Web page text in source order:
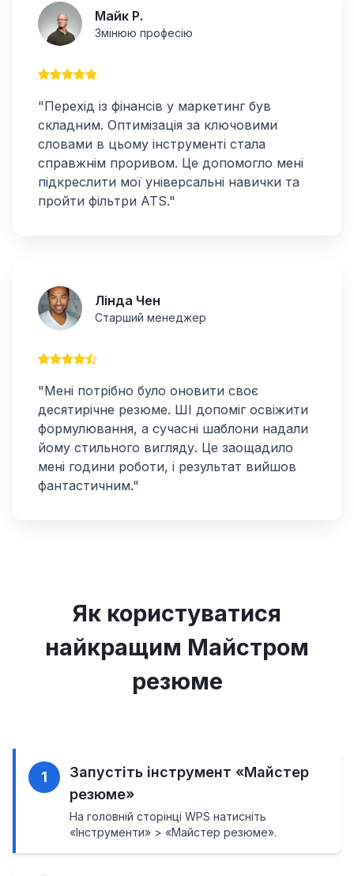
Майк Р.
Змінюю професію
"Перехід із фінансів у маркетинг був
складним. Оптимізація за ключовими
словами в цьому інструменті стала
справжнім проривом. Це допомогло мені
підкреслити мої універсальні навички та
пройти фільтри ATS."
Лінда Чен
Старший менеджер
"Мені потрібно було оновити своє
десятирічне резюме. ШІ допоміг освіжити
формулювання, а сучасні шаблони надали
йому стильного вигляду. Це заощадило
мені години роботи, і результат вийшов
фантастичним."
Як користуватися
найкращим Майстром
резюме
1
Запустіть інструмент «Майстер
резюме»
На головній сторінці WPS натисніть
«Інструменти» > «Майстер резюме».